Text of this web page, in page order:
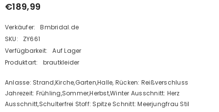
€189,99
Verkäufer:
Bmbridal.de
SKU:
ZY661
Verfügbarkeit:
Auf Lager
Produktart:
brautkleider
Anlasse: Strand,Kirche,Garten,Halle, Rücken: Reißverschluss
Jahrezeit: Frühling,Sommer,Herbst,Winter Ausschnitt: Herz
Ausschnitt,Schulterfrei Stoff: Spitze Schnitt: Meerjungfrau Stil